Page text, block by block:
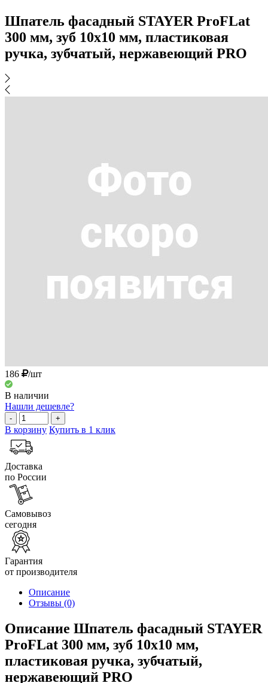
Шпатель фасадный STAYER ProFLat
300 мм, зуб 10х10 мм, пластиковая
ручка, зубчатый, нержавеющий PRO
186 /шт
В наличии
Нашли дешевле?
- +
В корзину Купить в 1 клик
Доставка
по России
Самовывоз
сегодня
Гарантия
от производителя
Описание
Отзывы (0)
Описание Шпатель фасадный STAYER
ProFLat 300 мм, зуб 10х10 мм,
пластиковая ручка, зубчатый,
нержавеющий PRO